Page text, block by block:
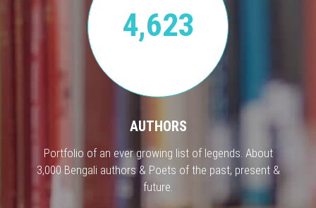
4,623
AUTHORS
Portfolio of an ever growing list of legends. About
3,000 Bengali authors & Poets of the past, present &
future.